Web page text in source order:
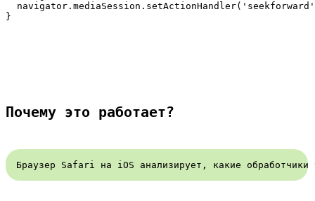
Почему это работает?
Браузер Safari на iOS анализирует, какие